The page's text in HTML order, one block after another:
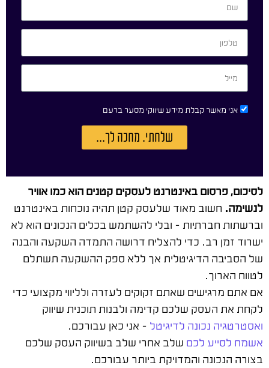
אני מאשר קבלת מידע שיווקי מסער ברעם
שלחתי. מחכה לך...
לסיכום, פרסום באינטרנט לעסקים קטנים הוא כמו אוויר
לנשימה. חשוב מאוד שלעסק קטן תהיה נוכחות באינטרנט
וברשתות חברתיות – ובלי להשתמש בכלים הנכונים הוא לא
ישרוד זמן רב. כדי להצליח דרושה התמדה השקעה והבנה
של הסביבה הדיגיטלית אך ללא ספק ההשקעה תשתלם
לטווח הארוך.
אם אתם מרגישים שאתם זקוקים לעזרה ולליווי מקצועי כדי
לקחת את העסק שלכם קדימה ולבנות תוכנית שיווק
ואסטרטגיה נכונה לדיגיטל – אני כאן עבורכם.
אשמח לסייע לכם שלב אחרי שלב בשיווק העסק שלכם
בצורה הנכונה והמדויקת ביותר עבורכם.